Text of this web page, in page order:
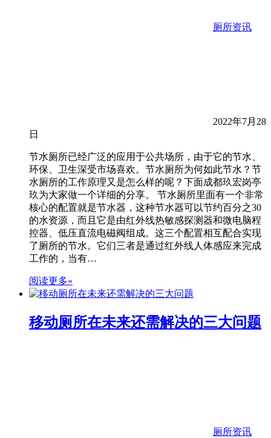
厕所资讯
2022年7月28
日
节水厕所已经广泛的应用于公共场所，由于它的节水、
环保、卫生深受市场喜欢。节水厕所为何如此节水？节
水厕所的工作原理又是怎么样的呢？下面成都玖宏岗亭
玖为大家做一个详细的分享。 节水厕所里面有一个非常
核心的配置就是节水器，这种节水器可以节约百分之30
的水资源，而且它是由红外线热敏感探测器和微电脑程
控器、低压直流电磁阀组成。这三个配置相互配合实现
了厕所的节水。它们三者是通过红外线人体感应来完成
工作的，当有…
阅读更多»
移动厕所在未来还需解决的三大问题
厕所资讯